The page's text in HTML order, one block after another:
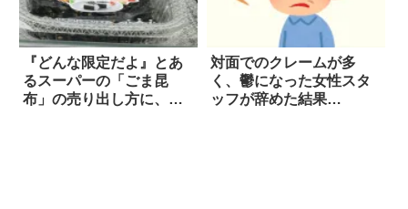
『どんな限定だよ』とあ
るスーパーの「ごま昆
布」の売り出し方に、思
対面でのクレームが多
く、鬱になった女性スタ
ッフが辞めた結果…